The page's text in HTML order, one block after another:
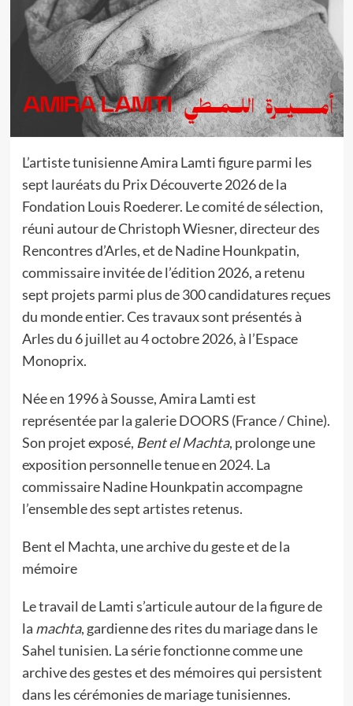
L’artiste tunisienne Amira Lamti figure parmi les
sept lauréats du Prix Découverte 2026 de la
Fondation Louis Roederer. Le comité de sélection,
réuni autour de Christoph Wiesner, directeur des
Rencontres d’Arles, et de Nadine Hounkpatin,
commissaire invitée de l’édition 2026, a retenu
sept projets parmi plus de 300 candidatures reçues
du monde entier. Ces travaux sont présentés à
Arles du 6 juillet au 4 octobre 2026, à l’Espace
Monoprix.
Née en 1996 à Sousse, Amira Lamti est
représentée par la galerie DOORS (France / Chine).
Son projet exposé, Bent el Machta, prolonge une
exposition personnelle tenue en 2024. La
commissaire Nadine Hounkpatin accompagne
l’ensemble des sept artistes retenus.
Bent el Machta, une archive du geste et de la
mémoire
Le travail de Lamti s’articule autour de la figure de
la machta, gardienne des rites du mariage dans le
Sahel tunisien. La série fonctionne comme une
archive des gestes et des mémoires qui persistent
dans les cérémonies de mariage tunisiennes.